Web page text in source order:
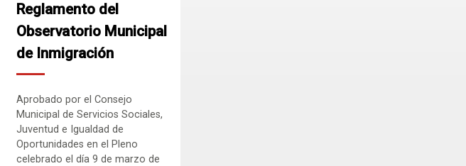
Reglamento del
Observatorio Municipal
de Inmigración
Aprobado por el Consejo
Municipal de Servicios Sociales,
Juventud e Igualdad de
Oportunidades en el Pleno
celebrado el día 9 de marzo de